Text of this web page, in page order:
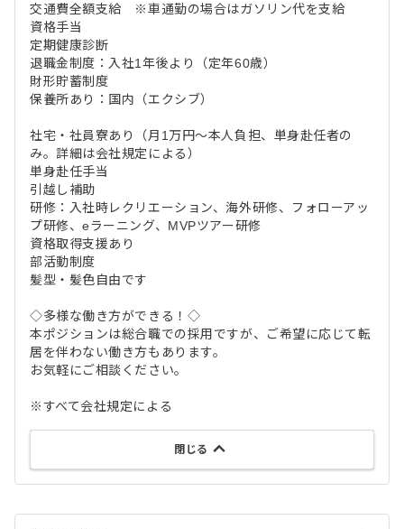
交通費全額支給 ※車通勤の場合はガソリン代を支給
資格手当
定期健康診断
退職金制度：入社1年後より（定年60歳）
財形貯蓄制度
保養所あり：国内（エクシブ）
社宅・社員寮あり（月1万円～本人負担、単身赴任者の
み。詳細は会社規定による）
単身赴任手当
引越し補助
研修：入社時レクリエーション、海外研修、フォローアッ
プ研修、eラーニング、MVPツアー研修
資格取得支援あり
部活動制度
髪型・髪色自由です
◇多様な働き方ができる！◇
本ポジションは総合職での採用ですが、ご希望に応じて転
居を伴わない働き方もあります。
お気軽にご相談ください。
※すべて会社規定による
閉じる